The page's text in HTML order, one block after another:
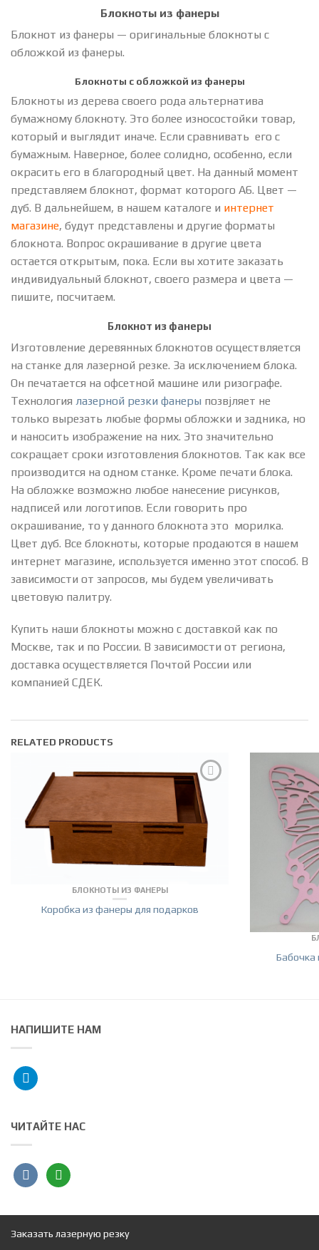
Блокноты из фанеры
Блокнот из фанеры — оригинальные блокноты с
обложкой из фанеры.
Блокноты с обложкой из фанеры
Блокноты из дерева своего рода альтернатива
бумажному блокноту. Это более износостойки товар,
который и выглядит иначе. Если сравнивать его с
бумажным. Наверное, более солидно, особенно, если
окрасить его в благородный цвет. На данный момент
представляем блокнот, формат которого А6. Цвет —
дуб. В дальнейшем, в нашем каталоге и интернет
магазине, будут представлены и другие форматы
блокнота. Вопрос окрашивание в другие цвета
остается открытым, пока. Если вы хотите заказать
индивидуальный блокнот, своего размера и цвета —
пишите, посчитаем.
Блокнот из фанеры
Изготовление деревянных блокнотов осуществляется
на станке для лазерной резке. За исключением блока.
Он печатается на офсетной машине или ризографе.
Технология лазерной резки фанеры позвjляет не
только вырезать любые формы обложки и задника, но
и наносить изображение на них. Это значительно
сокращает сроки изготовления блокнотов. Так как все
производится на одном станке. Кроме печати блока.
На обложке возможно любое нанесение рисунков,
надписей или логотипов. Если говорить про
окрашивание, то у данного блокнота это морилка.
Цвет дуб. Все блокноты, которые продаются в нашем
интернет магазине, используется именно этот способ. В
зависимости от запросов, мы будем увеличивать
цветовую палитру.
Купить наши блокноты можно с доставкой как по
Москве, так и по России. В зависимости от региона,
доставка осуществляется Почтой России или
компанией СДЕК.
RELATED PRODUCTS
БЛОКНОТЫ ИЗ ФАНЕРЫ
Коробка из фанеры для подарков
Бабочка
НАПИШИТЕ НАМ
telegram
ЧИТАЙТЕ НАС
vkontakteangieslist
Заказать лазерную резку